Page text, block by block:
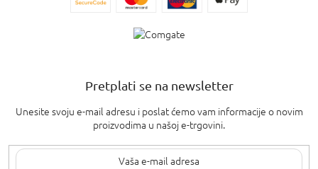
Pretplati se na newsletter
Unesite svoju e-mail adresu i poslat ćemo vam informacije o novim
proizvodima u našoj e-trgovini.